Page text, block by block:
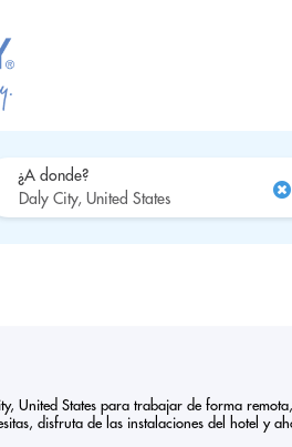
¿A donde?
United States para trabajar de forma
disfruta de las instalaciones del hotel y